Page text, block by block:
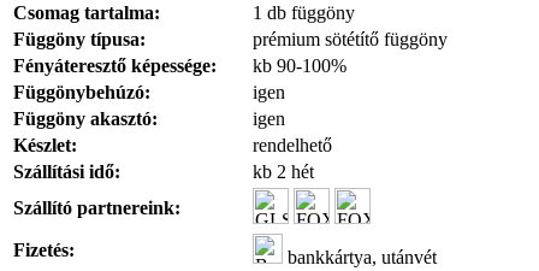
Csomag tartalma:
1 db függöny
Függöny típusa:
prémium sötétítő függöny
Fényáteresztő képessége:
kb 90-100%
Függönybehúzó:
igen
Függöny akasztó:
igen
Készlet:
rendelhető
Szállítási idő:
kb 2 hét
Szállító partnereink:
Fizetés: bankkártya, utánvét